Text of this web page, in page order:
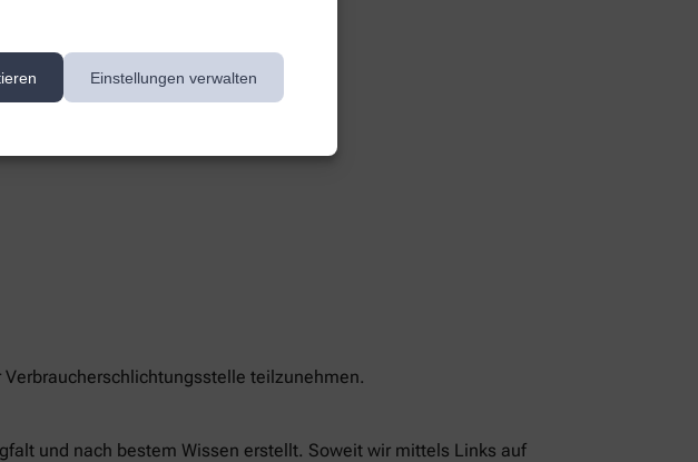
Einstellungen verwalten
erreichen:
teilzunehmen.
und nach bestem Wissen erstellt. Soweit wir mittels Links auf